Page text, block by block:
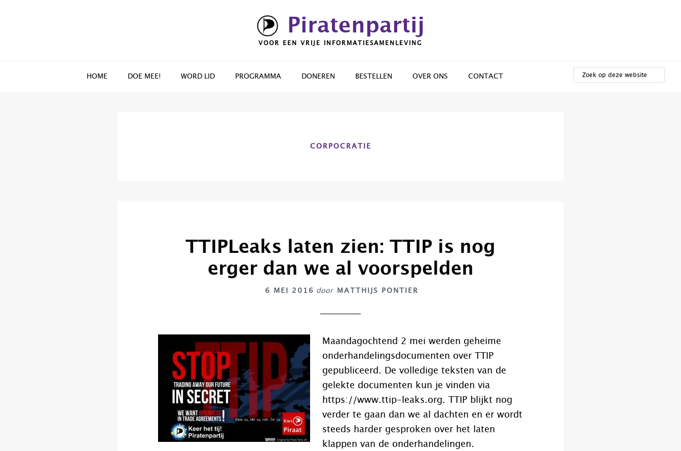
Piratenpartij
VOOR EEN VRIJE INFORMATIESAMENLEVING
HOME DOE MEE! WORD LID PROGRAMMA DONEREN BESTELLEN OVER ONS CONTACT
OP
DEZE
CORPOCRATIE
TTIPLeaks laten zien: TTIP is nog
erger dan we al voorspelden
6 MEI 2016 door MATTHIJS PONTIER
Maandagochtend 2 mei werden geheime
onderhandelingsdocumenten over TTIP
gepubliceerd. De volledige teksten van de
gelekte documenten kun je vinden via
https://www.ttip-leaks.org. TTIP blijkt nog
verder te gaan dan we al dachten en er wordt
steeds harder gesproken over het laten
klappen van de onderhandelingen.